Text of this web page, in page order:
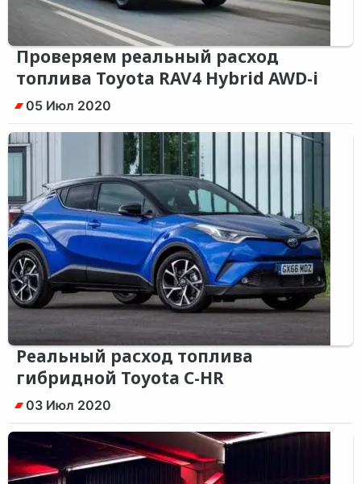
Проверяем реальный расход
топлива Toyota RAV4 Hybrid AWD-i
05 Июл 2020
Реальный расход топлива
гибридной Toyota C-HR
03 Июл 2020